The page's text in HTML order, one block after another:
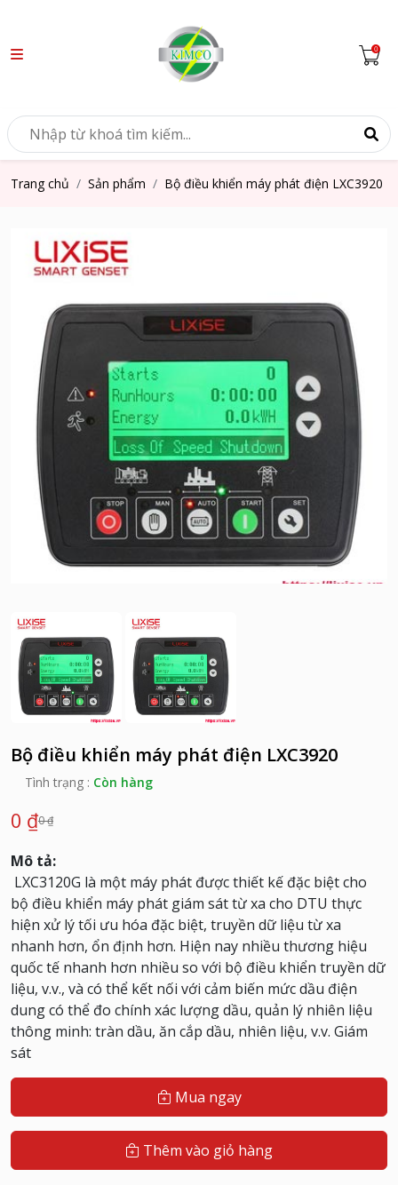
Trang chủ Sản phẩm Bộ điều khiển máy phát điện LXC3920
Bộ điều khiển máy phát điện LXC3920
Tình trạng : Còn hàng
0 ₫0 ₫
Mô tả:
LXC3120G là một máy phát được thiết kế đặc biệt cho
bộ điều khiển máy phát giám sát từ xa cho DTU thực
hiện xử lý tối ưu hóa đặc biệt, truyền dữ liệu từ xa
nhanh hơn, ổn định hơn. Hiện nay nhiều thương hiệu
quốc tế nhanh hơn nhiều so với bộ điều khiển truyền dữ
liệu, v.v., và có thể kết nối với cảm biến mức dầu điện
dung có thể đo chính xác lượng dầu, quản lý nhiên liệu
thông minh: tràn dầu, ăn cắp dầu, nhiên liệu, v.v. Giám
sát
Mua ngay
Thêm vào giỏ hàng